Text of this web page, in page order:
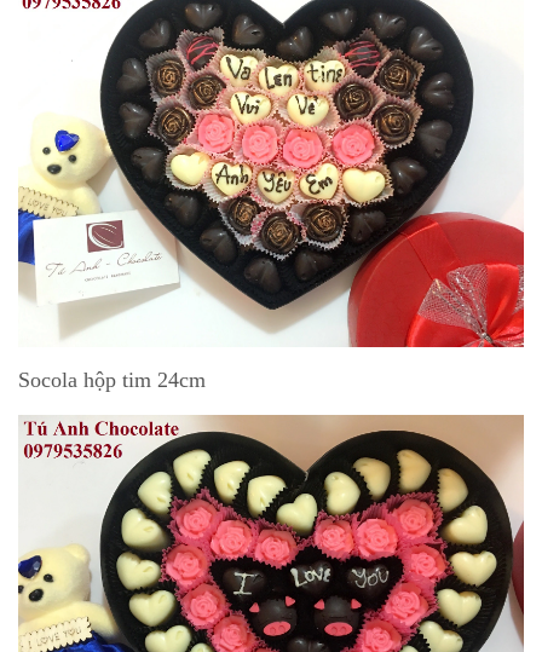
Socola hộp tim 24cm